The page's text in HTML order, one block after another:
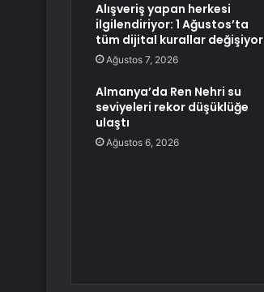
Alışveriş yapan herkesi
ilgilendiriyor: 1 Ağustos’ta
tüm dijital kurallar değişiyor
Ağustos 7, 2026
Almanya’da Ren Nehri su
seviyeleri rekor düşüklüğe
ulaştı
Ağustos 6, 2026